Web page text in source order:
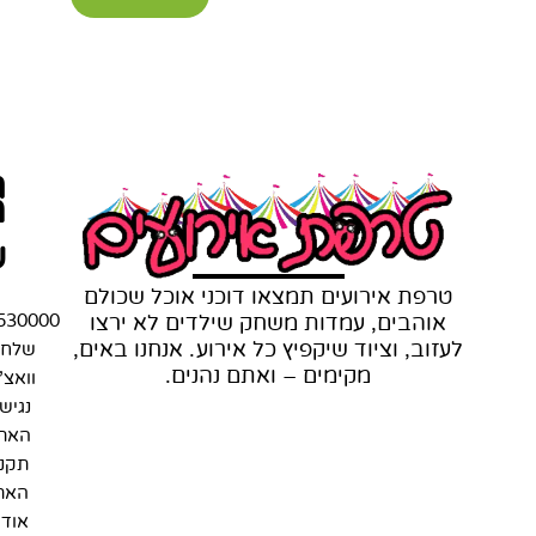
טרפת אירועים תמצאו דוכני אוכל שכולם
אוהבים, עמדות משחק שילדים לא ירצו
לעזוב, וציוד שיקפיץ כל אירוע. אנחנו באים,
מקימים – ואתם נהנים.